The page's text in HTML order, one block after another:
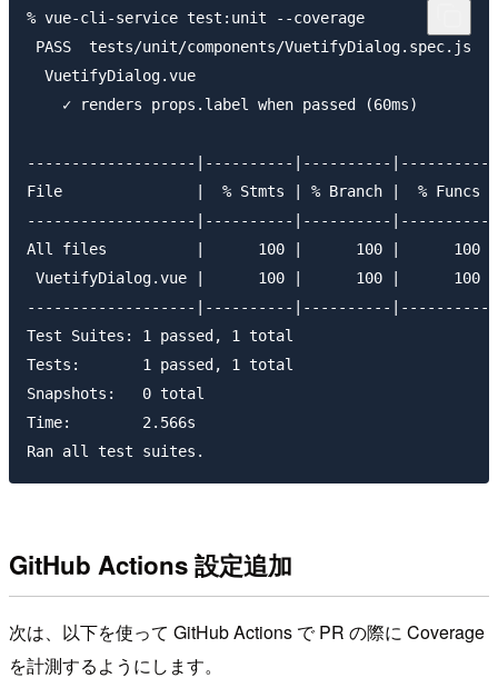
% vue-cli-service test:unit --coverage
PASS  tests/unit/components/VuetifyDialog.spec.js
  VuetifyDialog.vue
    ✓ renders props.label when passed (60ms)
-------------------|----------|----------
File               |  % Stmts | % Branch |  % Funcs |
-------------------|----------|----------
All files          |      100 |      100 |
VuetifyDialog.vue |      100 |      100 |
-------------------|----------|----------
Test Suites: 1 passed, 1 total
Tests:       1 passed, 1 total
Snapshots:   0 total
Time:        2.566s
GitHub Actions 設定追加
次は、以下を使って GitHub Actions で PR の際に Coverage
を計測するようにします。